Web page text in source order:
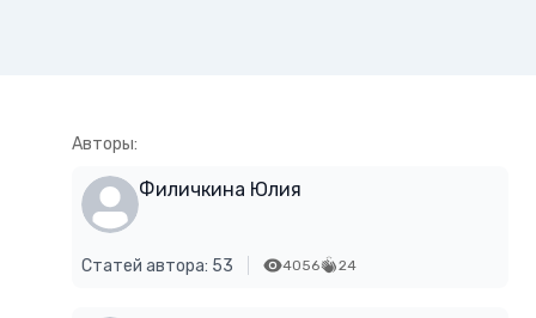
Авторы:
Филичкина Юлия
Статей автора: 53 4056 24